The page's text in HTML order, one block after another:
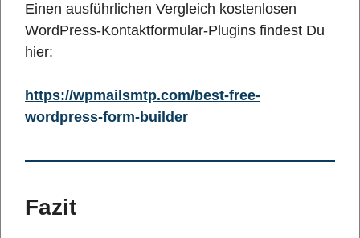
Einen ausführlichen Vergleich kostenlosen
WordPress-Kontaktformular-Plugins findest Du
hier:
https://wpmailsmtp.com/best-free-
wordpress-form-builder
Fazit